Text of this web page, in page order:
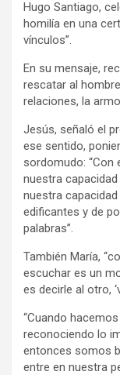
Hugo Santiago,
homilía en una
vínculos”.
En su mensaje,
rescatar al
relaciones, la
Jesús, señaló el
ese sentido,
sordomudo: “Con
nuestra
nuestra
edificantes y de
palabras”.
También María,
escuchar es un
es decirle al otro,
“Cuando
reconociendo lo
entonces somos
entre en nuestra